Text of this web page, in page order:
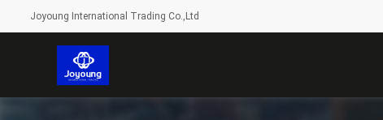
Joyoung International Trading Co.,Ltd